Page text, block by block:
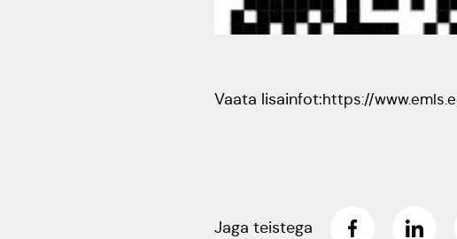
Vaata lisainfot:https://
Jaga teistega